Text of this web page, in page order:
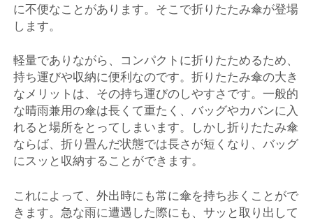
に不便なことがあります。そこで折りたたみ傘が登場
します。
軽量でありながら、コンパクトに折りたためるため、
持ち運びや収納に便利なのです。折りたたみ傘の大き
なメリットは、その持ち運びのしやすさです。一般的
な晴雨兼用の傘は長くて重たく、バッグやカバンに入
れると場所をとってしまいます。しかし折りたたみ傘
ならば、折り畳んだ状態では長さが短くなり、バッグ
にスッと収納することができます。
これによって、外出時にも常に傘を持ち歩くことがで
きます。急な雨に遭遇した際にも、サッと取り出して